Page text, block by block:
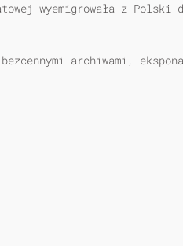
wyemigrowała z
archiwami,